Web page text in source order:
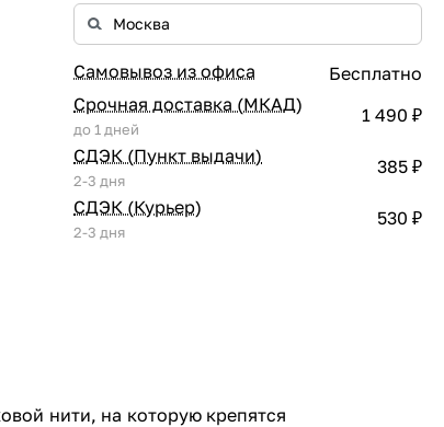
Самовывоз из офиса
Бесплатно
Срочная доставка (МКАД)
до 1 дней
1 490 ₽
СДЭК (Пункт выдачи)
2-3 дня
385 ₽
СДЭК (Курьер)
2-3 дня
530 ₽
нити, на которую крепятся